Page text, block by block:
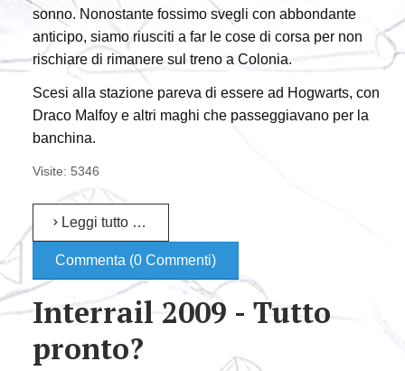
sonno. Nonostante fossimo svegli con abbondante
anticipo, siamo riusciti a far le cose di corsa per non
rischiare di rimanere sul treno a Colonia.
Scesi alla stazione pareva di essere ad Hogwarts, con
Draco Malfoy e altri maghi che passeggiavano per la
banchina.
Visite: 5346
Leggi tutto …
Commenta (0 Commenti)
Interrail 2009 - Tutto
pronto?